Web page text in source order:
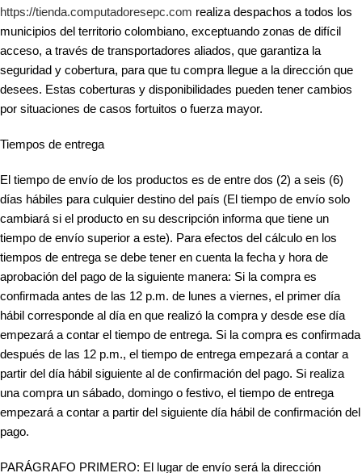
https://tienda.computadoresepc.com realiza despachos a todos los
municipios del territorio colombiano, exceptuando zonas de difícil
acceso, a través de transportadores aliados, que garantiza la
seguridad y cobertura, para que tu compra llegue a la dirección que
desees. Estas coberturas y disponibilidades pueden tener cambios
por situaciones de casos fortuitos o fuerza mayor.
Tiempos de entrega
El tiempo de envío de los productos es de entre dos (2) a seis (6)
días hábiles para culquier destino del país (El tiempo de envío solo
cambiará si el producto en su descripción informa que tiene un
tiempo de envío superior a este). Para efectos del cálculo en los
tiempos de entrega se debe tener en cuenta la fecha y hora de
aprobación del pago de la siguiente manera: Si la compra es
confirmada antes de las 12 p.m. de lunes a viernes, el primer día
hábil corresponde al día en que realizó la compra y desde ese día
empezará a contar el tiempo de entrega. Si la compra es confirmada
después de las 12 p.m., el tiempo de entrega empezará a contar a
partir del día hábil siguiente al de confirmación del pago. Si realiza
una compra un sábado, domingo o festivo, el tiempo de entrega
empezará a contar a partir del siguiente día hábil de confirmación del
pago.
PARÁGRAFO PRIMERO: El lugar de envío será la dirección